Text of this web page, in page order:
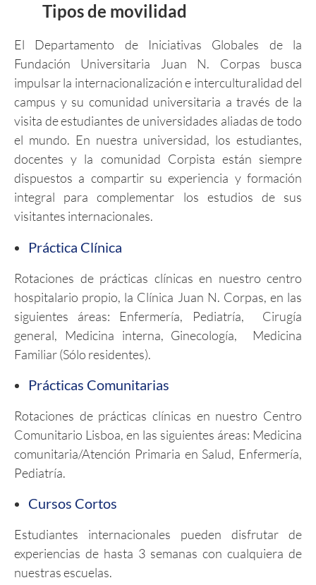
Tipos de movilidad
El Departamento de Iniciativas Globales de la
Fundación Universitaria Juan N. Corpas busca
impulsar la internacionalización e interculturalidad del
campus y su comunidad universitaria a través de la
visita de estudiantes de universidades aliadas de todo
el mundo. En nuestra universidad, los estudiantes,
docentes y la comunidad Corpista están siempre
dispuestos a compartir su experiencia y formación
integral para complementar los estudios de sus
visitantes internacionales.
Práctica Clínica
Rotaciones de prácticas clínicas en nuestro centro
hospitalario propio, la Clínica Juan N. Corpas, en las
siguientes áreas: Enfermería, Pediatría, Cirugía
general, Medicina interna, Ginecología, Medicina
Familiar (Sólo residentes).
Prácticas Comunitarias
Rotaciones de prácticas clínicas en nuestro Centro
Comunitario Lisboa, en las siguientes áreas: Medicina
comunitaria/Atención Primaria en Salud, Enfermería,
Pediatría.
Cursos Cortos
Estudiantes internacionales pueden disfrutar de
experiencias de hasta 3 semanas con cualquiera de
nuestras escuelas.